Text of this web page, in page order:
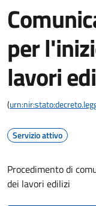
per
lavori
(
Servizio attivo
Procedimento di
dei lavori edilizi